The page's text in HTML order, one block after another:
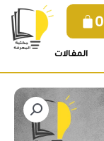
0
المقالات